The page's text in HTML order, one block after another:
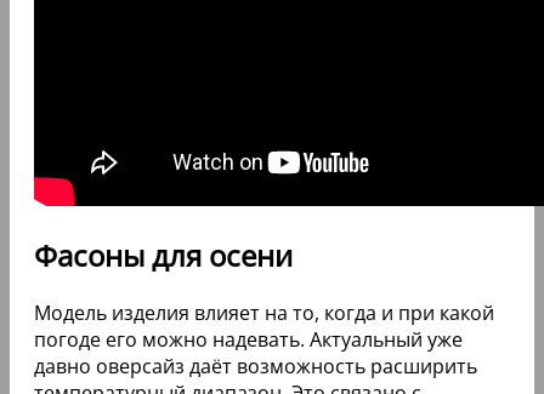
Фасоны для осени
Модель изделия влияет на то, когда и при какой
погоде его можно надевать. Актуальный уже
давно оверсайз даёт возможность расширить